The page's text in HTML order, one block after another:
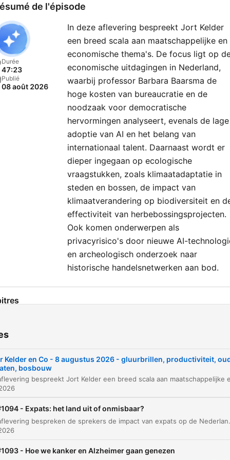
de l'épisode
Durée
47:23
Publié
08 août 2026
In deze aflevering bespreekt Jort Kelder
een breed scala aan maatschappelijke en
economische thema's. De focus ligt op
economische uitdagingen in Nederland,
waarbij professor Barbara Baarsma de
hoge kosten van bureaucratie en de
noodzaak voor democratische
hervormingen analyseert, evenals de lage
adoptie van AI en het belang van
internationaal talent. Daarnaast wordt er
dieper ingegaan op ecologische
vraagstukken, zoals klimaatadaptatie in
steden en bossen, de impact van
klimaatverandering op biodiversiteit en
effectiviteit van herbebossingsprojecten.
Ook komen onderwerpen als
privacyrisico's door nieuwe AI-
en archeologisch onderzoek naar
historische handelsnetwerken aan bod.
00:02:35 De economische positie van Europa
00:06:24
00:13:00
De kosten van regeldruk en bureaucratische
lasten
Kelder en Co - 8 augustus 2026 - gluurbrillen, productiviteit,
bosbouw
- Expats: het land uit of onmisbaar?
In deze aflevering bespreken de sprekers de impact van expats op de Nederlandse economie en de
- Hoe we kanker en Alzheimer gaan genezen